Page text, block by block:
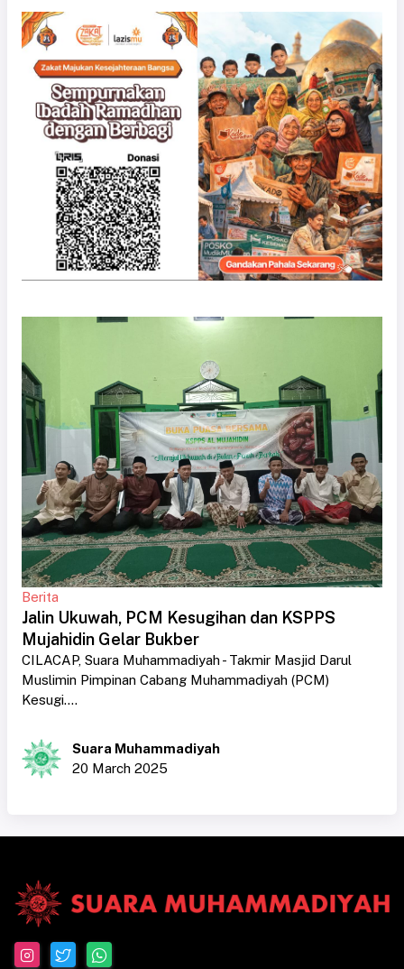
Berita
Jalin Ukuwah, PCM Kesugihan dan KSPPS
Mujahidin Gelar Bukber
CILACAP, Suara Muhammadiyah - Takmir Masjid Darul
Muslimin Pimpinan Cabang Muhammadiyah (PCM)
Kesugi....
Suara Muhammadiyah
20 March 2025